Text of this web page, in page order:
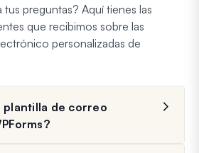
tus preguntas? Aquí tienes las
que recibimos sobre las
personalizadas de
plantilla de correo